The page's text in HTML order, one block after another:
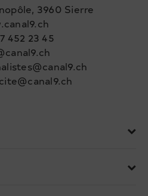
3960 Sierre
452 23 45